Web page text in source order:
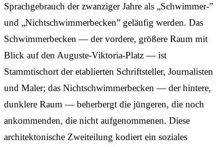
Sprachgebrauch der zwanziger Jahre als „Schwimmer-”
und „Nichtschwimmerbecken” geläufig werden. Das
Schwimmerbecken — der vordere, größere Raum mit
Blick auf den Auguste-Viktoria-Platz — ist
Stammtischort der etablierten Schriftsteller, Journalisten
und Maler; das Nichtschwimmerbecken — der hintere,
dunklere Raum — beherbergt die jüngeren, die noch
ankommenden, die nicht aufgenommenen. Diese
architektonische Zweiteilung kodiert ein soziales